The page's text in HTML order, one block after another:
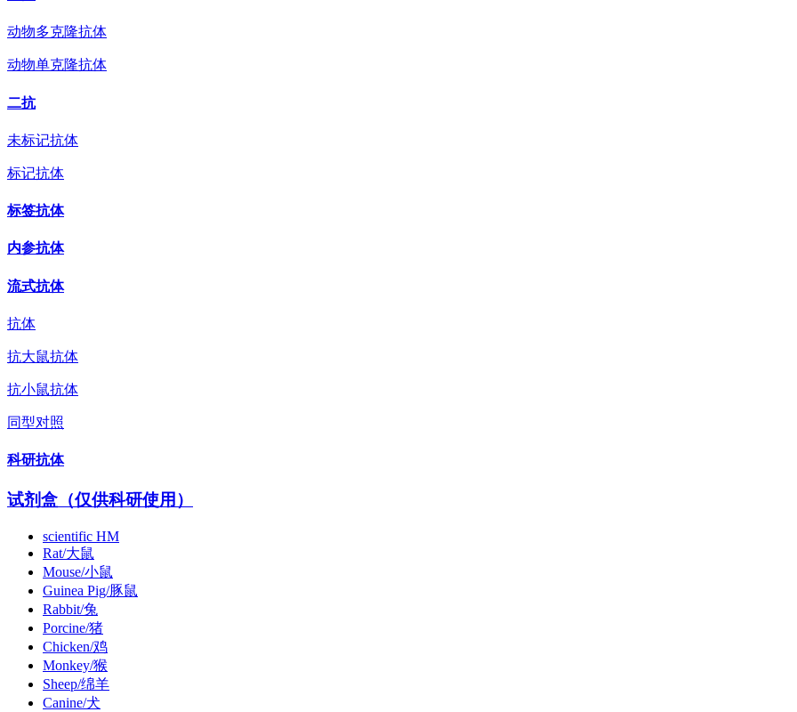
动物多克隆抗体
动物单克隆抗体
二抗
未标记抗体
标记抗体
标签抗体
内参抗体
流式抗体
抗体
抗大鼠抗体
抗小鼠抗体
同型对照
科研抗体
试剂盒（仅供科研使用）
scientific HM
Rat/大鼠
Mouse/小鼠
Guinea Pig/豚鼠
Rabbit/兔
Porcine/猪
Chicken/鸡
Monkey/猴
Sheep/绵羊
Canine/犬